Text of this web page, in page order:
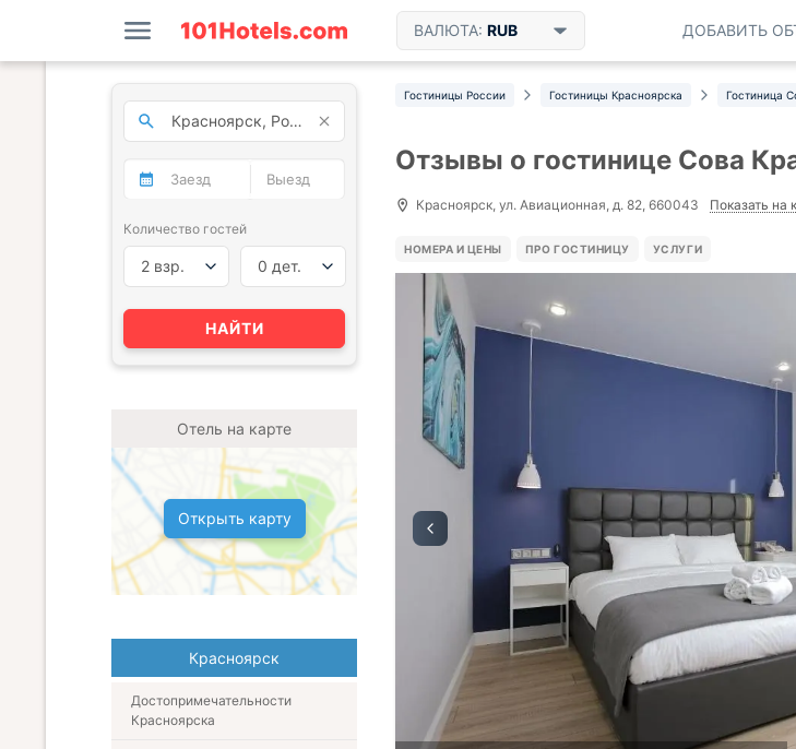
ВАЛЮТА: RUB ДОБАВИТЬ
Гостиницы России Гостиницы Красноярска Гостиница
Отзывы о гостинице Сова
Красноярск, ул. Авиационная, д. 82, 660043 Показать на
НОМЕРА И ЦЕНЫ ПРО ГОСТИНИЦУ УСЛУГИ
Количество гостей
2 взр. 0 дет.
НАЙТИ
Отель на карте
Открыть карту
Красноярск
Достопримечательности
Красноярска